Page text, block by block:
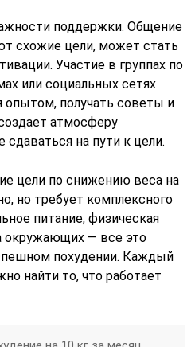
поддержки. Общение
схожие цели, может стать
Участие в группах по
или социальных сетях
опытом, получать советы и
атмосферу
на пути к цели.
цели по снижению веса на
но требует комплексного
питание, физическая
окружающих — все это
похудении. Каждый
найти то, что работает